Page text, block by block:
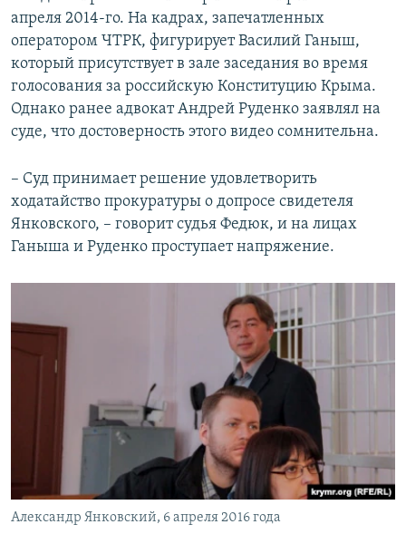
апреля 2014-го. На кадрах, запечатленных
оператором ЧТРК, фигурирует Василий Ганыш,
который присутствует в зале заседания во время
голосования за российскую Конституцию Крыма.
Однако ранее адвокат Андрей Руденко заявлял на
суде, что достоверность этого видео сомнительна.
– Суд принимает решение удовлетворить
ходатайство прокуратуры о допросе свидетеля
Янковского, – говорит судья Федюк, и на лицах
Ганыша и Руденко проступает напряжение.
Александр Янковский, 6 апреля 2016 года